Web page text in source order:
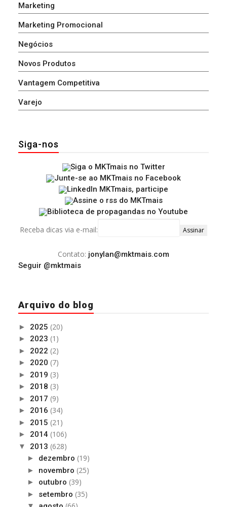
Marketing
Marketing Promocional
Negócios
Novos Produtos
Vantagem Competitiva
Varejo
Siga-nos
Receba dicas via e-mail:
Contato: jonylan@mktmais.com
Seguir @mktmais
Arquivo do blog
► 2025 (20)
► 2023 (1)
► 2022 (2)
► 2020 (7)
► 2019 (3)
► 2018 (3)
► 2017 (9)
► 2016 (34)
► 2015 (21)
► 2014 (106)
▼ 2013 (628)
► dezembro (19)
► novembro (25)
► outubro (39)
► setembro (35)